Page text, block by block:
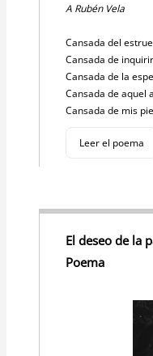
A Rubén Vela
Cansada del
Cansada de
Cansada de la
Cansada de aquel
Cansada de mis
Leer el poema
El deseo de la
Poema